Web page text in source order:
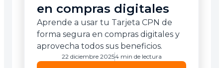
en compras digitales
Aprende a usar tu Tarjeta CPN de
forma segura en compras digitales y
aprovecha todos sus beneficios.
22 diciembre 20254 min de lectura